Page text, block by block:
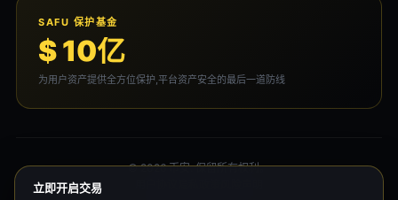
SAFU 保护基金
$ 10亿
为用户资产提供全方位保护,平台资产安全的最后一道防线
© 2026 币安. 保留所有权利。
立即开启交易